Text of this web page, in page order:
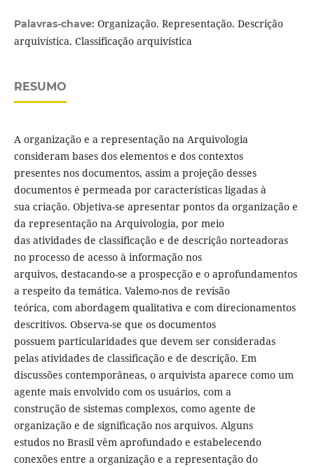
Palavras-chave: Organização. Representação. Descrição
arquivística. Classificação arquivística
RESUMO
A organização e a representação na Arquivologia
consideram bases dos elementos e dos contextos
presentes nos documentos, assim a projeção desses
documentos é permeada por características ligadas à
sua criação. Objetiva-se apresentar pontos da organização e
da representação na Arquivologia, por meio
das atividades de classificação e de descrição norteadoras
no processo de acesso à informação nos
arquivos, destacando-se a prospecção e o aprofundamentos
a respeito da temática. Valemo-nos de revisão
teórica, com abordagem qualitativa e com direcionamentos
descritivos. Observa-se que os documentos
possuem particularidades que devem ser consideradas
pelas atividades de classificação e de descrição. Em
discussões contemporâneas, o arquivista aparece como um
agente mais envolvido com os usuários, com a
construção de sistemas complexos, como agente de
organização e de significação nos arquivos. Alguns
estudos no Brasil vêm aprofundado e estabelecendo
conexões entre a organização e a representação do